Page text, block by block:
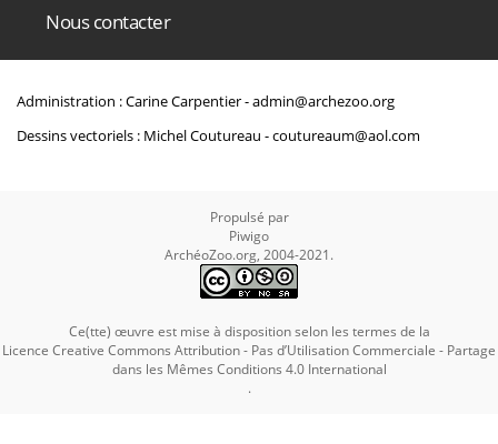
Nous contacter
Administration : Carine Carpentier -admin@archezoo.org
Dessins vectoriels : Michel Coutureau -coutureaum@aol.com
Propulsé par
Piwigo
ArchéoZoo.org, 2004-2021.
Ce(tte) œuvre est mise à disposition selon les termes de la
Licence Creative Commons Attribution - Pas d’Utilisation Commerciale - Partage
dans les Mêmes Conditions 4.0 International
.